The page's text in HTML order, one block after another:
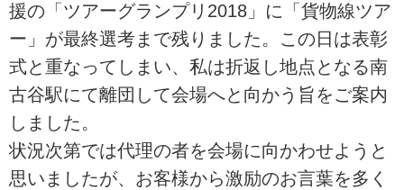
援の「ツアーグランプリ2018」に「貨物線ツア
ー」が最終選考まで残りました。この日は表彰
式と重なってしまい、私は折返し地点となる南
古谷駅にて離団して会場へと向かう旨をご案内
しました。
状況次第では代理の者を会場に向かわせようと
思いましたが、お客様から激励のお言葉を多く